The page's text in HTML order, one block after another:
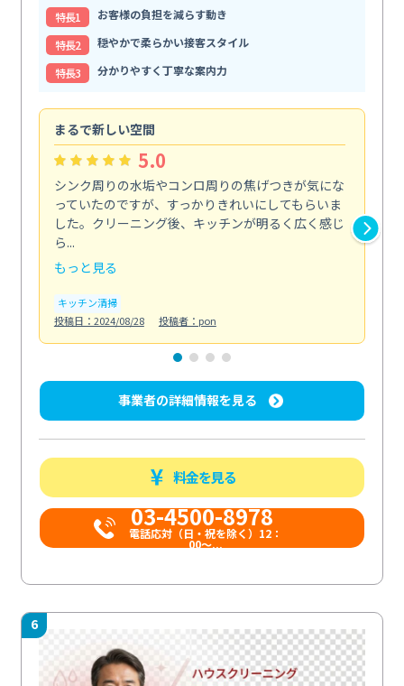
特⻑1
お客様の負担を減らす動き
特⻑2
穏やかで柔らかい接客スタイル
特⻑3
分かりやすく丁寧な案内力
まるで新しい空間
5.0
シンク周りの水垢やコンロ周りの焦げつきが気にな
っていたのですが、すっかりきれいにしてもらいま
した。クリーニング後、キッチンが明るく広く感じ
ら...
もっと見る
キッチン清掃
投稿日：2024/08/28
投稿者：pon
事業者の詳細情報を見る
料金を見る
03-4500-8978
電話応対（日・祝を除く）12：
00～...
6